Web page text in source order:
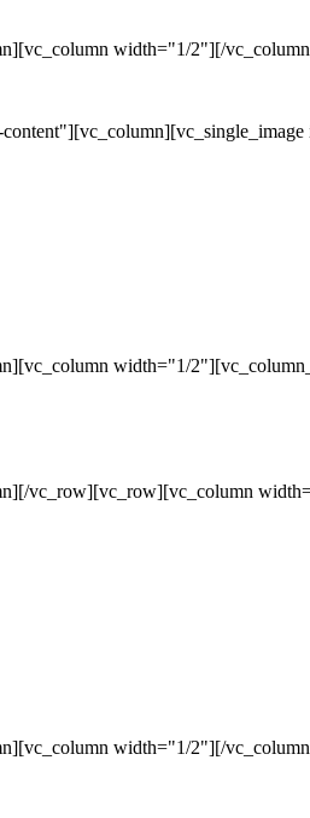
width="1/2"][/
width="1/
vc_row][vc_row][vc_column
width="1/2"][/